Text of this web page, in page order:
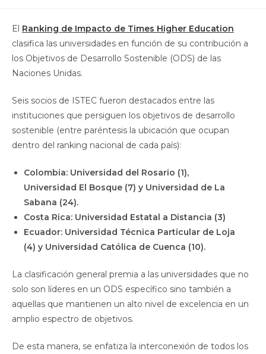
El Ranking de Impacto de Times Higher Education
clasifica las universidades en función de su contribución a
los Objetivos de Desarrollo Sostenible (ODS) de las
Naciones Unidas.
Seis socios de ISTEC fueron destacados entre las
instituciones que persiguen los objetivos de desarrollo
sostenible (entre paréntesis la ubicación que ocupan
dentro del ranking nacional de cada país):
Colombia: Universidad del Rosario (1),
Universidad El Bosque (7) y Universidad de La
Sabana (24).
Costa Rica: Universidad Estatal a Distancia (3)
Ecuador: Universidad Técnica Particular de Loja
(4) y Universidad Católica de Cuenca (10).
La clasificación general premia a las universidades que no
solo son líderes en un ODS específico sino también a
aquellas que mantienen un alto nivel de excelencia en un
amplio espectro de objetivos.
De esta manera, se enfatiza la interconexión de todos los